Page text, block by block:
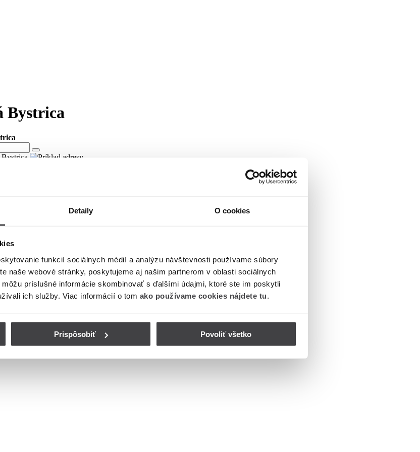
Detaily O cookies
funkcií sociálnych médií a analýzu návštevnosti používame súbory
naše webové stránky, poskytujeme aj našim partnerom v oblasti sociálnych
príslušné informácie skombinovať s ďalšími údajmi, ktoré ste im poskytli
ich služby. Viac informácií o tom ako používame cookies nájdete tu.
Prispôsobiť Povoliť všetko
Bystrica
Bystrica
v meste Banská Bystrica.